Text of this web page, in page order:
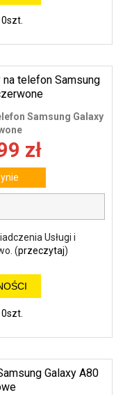
0szt.
Samsung Galaxy
zł
Usługi i
(przeczytaj)
0szt.